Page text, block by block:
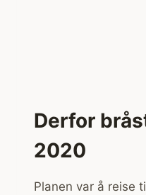
Derfor
2020
Planen var å reise